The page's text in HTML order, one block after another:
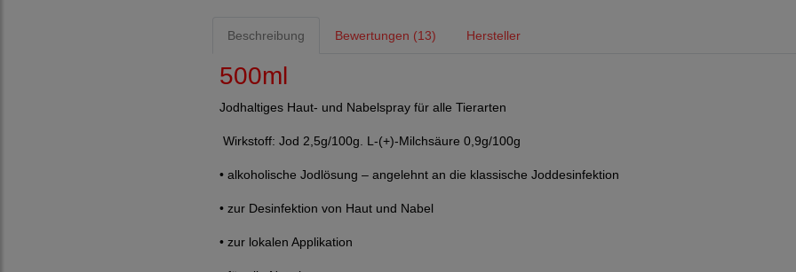
Beschreibung Bewertungen (13) Hersteller
500ml
Jodhaltiges Haut- und Nabelspray für alle Tierarten
Wirkstoff: Jod 2,5g/100g. L-(+)-Milchsäure 0,9g/100g
• alkoholische Jodlösung – angelehnt an die klassische Joddesinfektion
• zur Desinfektion von Haut und Nabel
• zur lokalen Applikation